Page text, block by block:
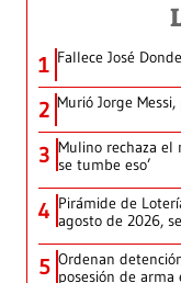
1 Fallece José
2 Murió Jorge
3 Mulino rechaza el
se tumbe eso’
4 Pirámide de
agosto de 2026,
5 Ordenan
posesión de arma